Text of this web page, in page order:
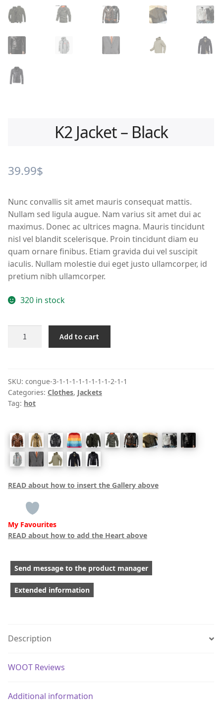
K2 Jacket – Black
39.99$
Nunc convallis sit amet mauris consequat mattis.
Nullam sed ligula augue. Nam varius sit amet dui ac
maximus. Donec ac ultrices magna. Mauris tincidunt
nisl vel blandit scelerisque. Proin tincidunt diam eu
quam ornare finibus. Etiam gravida dui vel suscipit
iaculis. Nullam molestie dui eget justo ullamcorper, id
pretium nibh ullamcorper.
320 in stock
quantity
Add to cart
SKU: congue-3-1-1-1-1-1-1-1-1-2-1-1
Categories: Clothes, Jackets
Tag: hot
READ about how to insert the Gallery above
My Favourites
READ about how to add the Heart above
Send message to the product manager
Extended information
Description
WOOT Reviews
Additional information